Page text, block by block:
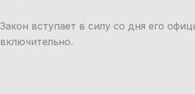
Закон вступает в силу со дня его
включительно.